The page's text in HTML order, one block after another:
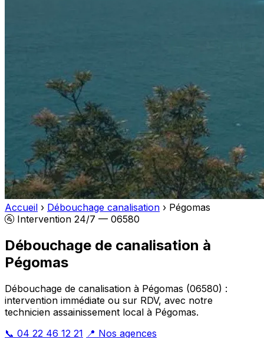
Accueil › Débouchage canalisation › Pégomas
🚰 Intervention 24/7 — 06580
Débouchage de canalisation à
Pégomas
Débouchage de canalisation à Pégomas (06580) :
intervention immédiate ou sur RDV, avec notre
technicien assainissement local à Pégomas.
📞 04 22 46 12 21 📍 Nos agences